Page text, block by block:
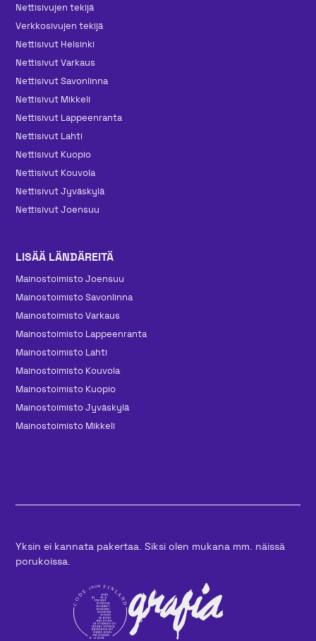
Nettisivujen tekijä
Verkkosivujen tekijä
Nettisivut Helsinki
Nettisivut Varkaus
Nettisivut Savonlinna
Nettisivut Mikkeli
Nettisivut Lappeenranta
Nettisivut Lahti
Nettisivut Kuopio
Nettisivut Kouvola
Nettisivut Jyväskylä
Nettisivut Joensuu
LISÄÄ LÄNDÄREITÄ
Mainos­toimisto Joensuu
Mainos­toimisto Savonlinna
Mainos­toimisto Varkaus
Mainos­toimisto Lappeenranta
Mainos­toimisto Lahti
Mainos­toimisto Kouvola
Mainos­toimisto Kuopio
Mainos­toimisto Jyväskylä
Mainos­toimisto Mikkeli
Yksin ei kannata pakertaa. Siksi olen mukana mm. näissä
porukoissa.